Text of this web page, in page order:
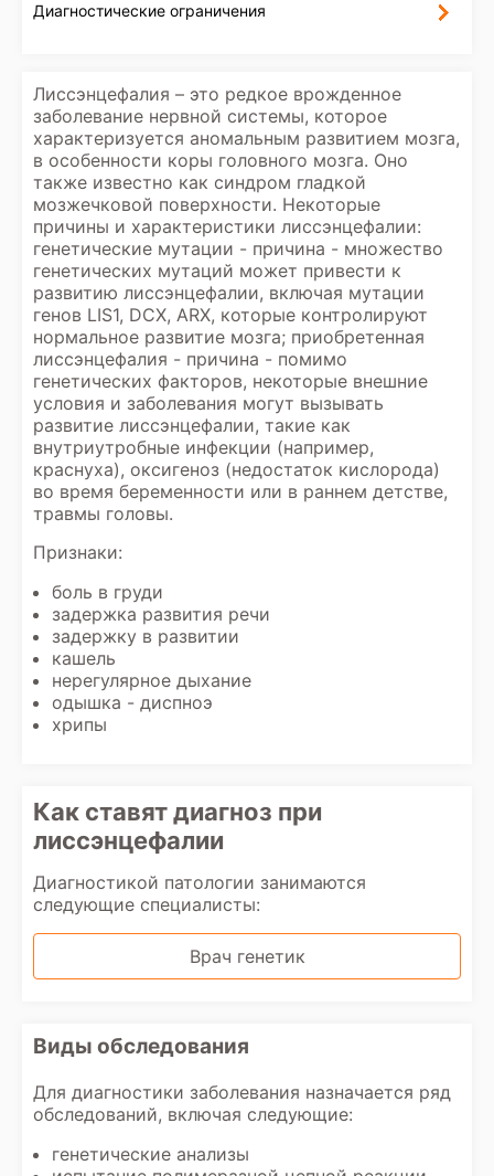
Диагностические ограничения
Лиссэнцефалия – это редкое врожденное
заболевание нервной системы, которое
характеризуется аномальным развитием мозга,
в особенности коры головного мозга. Оно
также известно как синдром гладкой
мозжечковой поверхности. Некоторые
причины и характеристики лиссэнцефалии:
генетические мутации - причина - множество
генетических мутаций может привести к
развитию лиссэнцефалии, включая мутации
генов LIS1, DCX, ARX, которые контролируют
нормальное развитие мозга; приобретенная
лиссэнцефалия - причина - помимо
генетических факторов, некоторые внешние
условия и заболевания могут вызывать
развитие лиссэнцефалии, такие как
внутриутробные инфекции (например,
краснуха), оксигеноз (недостаток кислорода)
во время беременности или в раннем детстве,
травмы головы.
Признаки:
боль в груди
задержка развития речи
задержку в развитии
кашель
нерегулярное дыхание
одышка - диспноэ
хрипы
Как ставят диагноз при
лиссэнцефалии
Диагностикой патологии занимаются
следующие специалисты:
Врач генетик
Виды обследования
Для диагностики заболевания назначается ряд
обследований, включая следующие:
генетические анализы